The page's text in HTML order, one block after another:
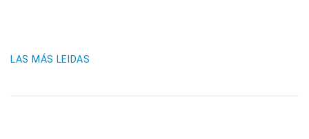
LAS MÁS LEIDAS